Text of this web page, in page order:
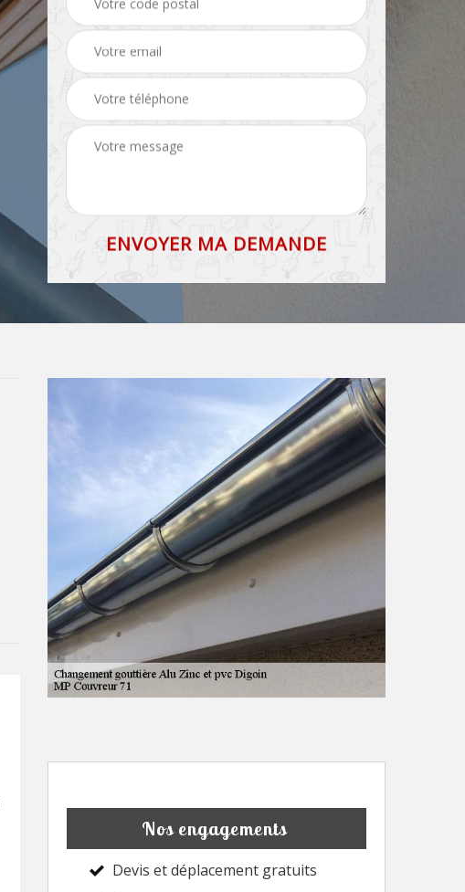
Nos engagements
Devis et déplacement gratuits